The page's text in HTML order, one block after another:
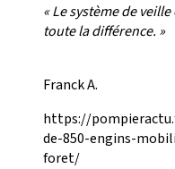
« Le système de
toute la différence. »
Franck A.
https://
de-850-engins-
foret/